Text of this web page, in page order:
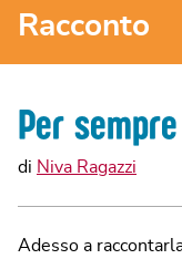
Racconto
Per sempre
di Niva Ragazzi
Adesso a